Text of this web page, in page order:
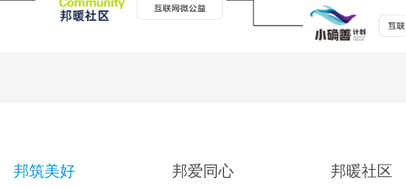
邦筑美好 邦爱同心 邦暖社区